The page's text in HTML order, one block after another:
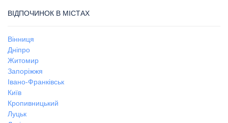
ВІДПОЧИНОК В МІСТАХ
Вінниця
Дніпро
Житомир
Запоріжжя
Івано-Франківськ
Київ
Кропивницький
Луцьк